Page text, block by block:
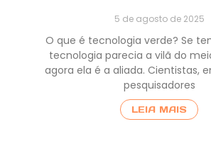
5 de agosto de 2025
O que é tecnologia verde? Se
tecnologia parecia a vilã do
agora ela é a aliada. Cientistas,
pesquisadores
LEIA MAIS